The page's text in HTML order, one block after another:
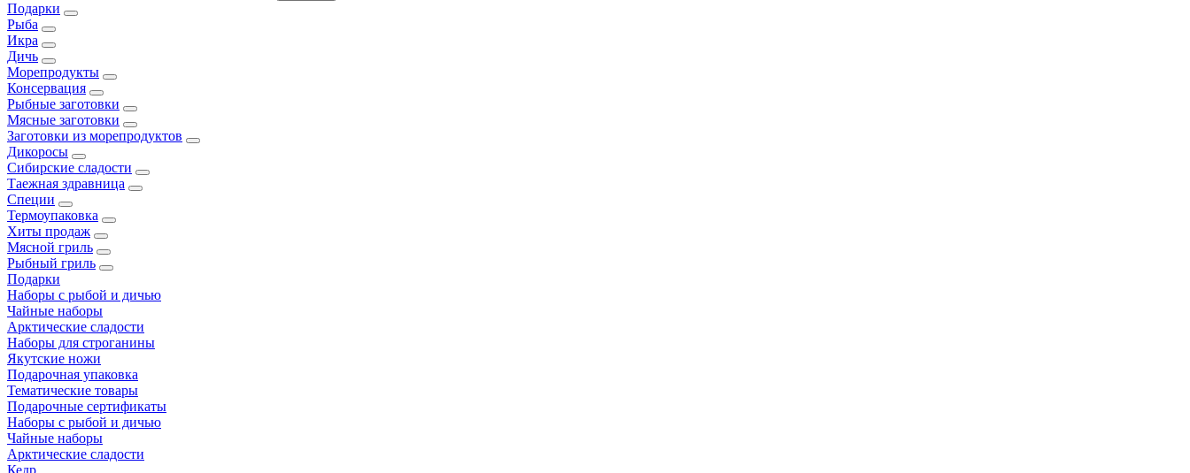
Подарки
Рыба
Икра
Дичь
Морепродукты
Консервация
Рыбные заготовки
Мясные заготовки
Заготовки из морепродуктов
Дикоросы
Сибирские сладости
Таежная здравница
Специи
Термоупаковка
Хиты продаж
Мясной гриль
Рыбный гриль
Подарки
Наборы с рыбой и дичью
Чайные наборы
Арктические сладости
Наборы для строганины
Якутские ножи
Подарочная упаковка
Тематические товары
Подарочные сертификаты
Наборы с рыбой и дичью
Чайные наборы
Арктические сладости
Кедр